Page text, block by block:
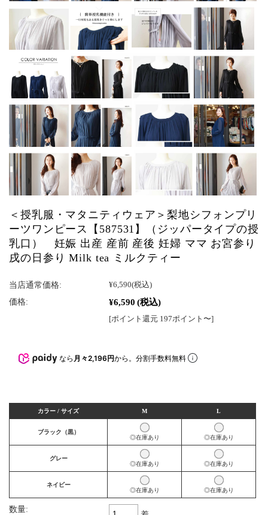
＜授乳服・マタニティウェア＞梨地シフォンプリ
ーツワンピース【587531】（ジッパータイプの授
乳口） 妊娠 出産 産前 産後 妊婦 ママ お宮参り
戌の日参り Milk tea ミルクティー
当店通常価格: ¥6,590(税込)
価格: ¥6,590 (税込)
[ポイント還元 197ポイント〜]
なら 月々2,196円から。分割手数料無料
カラー / サイズ M L
ブラック（黒）
◎在庫あり
◎在庫あり
グレー
◎在庫あり
◎在庫あり
ネイビー
◎在庫あり
◎在庫あり
数量: